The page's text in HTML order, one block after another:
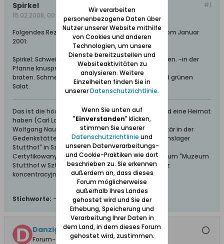
#1
Spirkel
15.02.2008, 00:17
Folgendes Rezept meiner Mutter aus "Danzig-L" vom Januar
2001:
Spirkel: Schweinebauchfleisch in Scheiben schneiden. -in der
Pfanne knusprig
braten. Schmecken gut über Stampfkartoffeln und grünen
Salat.
Das ist die höchste aller Gaben: Geborgen sein und eine Heimat
haben (Carl Lange)
Wolfgang Naujocks: Zertifizierter Führer und Volontär in der
Gedenkstätte/Museum "Deutsches Konzentrationslager
Stutthof" in Sztutowo
Certyfikowany przewodnik i wolontariusz po muzeum "Muzeum
Stutthof w Sztutowie - Niemiecki nazistowski obóz
koncentracyjny i zagłady"
Stichworte: -
Danziger Klaus
Forum-Teilnehmer
Wir verarbeiten
personenbezogene Daten über
Nutzer unserer Website mithilfe
von Cookies und anderen
Technologien, um unsere
Dienste bereitzustellen und
Websiteaktivitäten zu
analysieren. Weitere
Einzelheiten finden Sie in
unsererDatenschutzrichtlinie.
Wenn Sie unten auf
"Einverstanden" klicken,
stimmen Sie unserer
Datenschutzrichtlinie und
unseren Datenverarbeitungs-
und Cookie-Praktiken wie dort
beschrieben zu. Sie erkennen
außerdem an, dass dieses
Forum möglicherweise
außerhalb Ihres Landes
gehostet wird und Sie der
Erhebung, Speicherung und
Verarbeitung Ihrer Daten in
dem Land, in dem dieses Forum
gehostet wird, zustimmen.